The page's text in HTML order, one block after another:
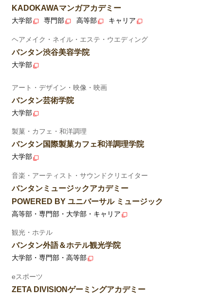
KADOKAWAマンガアカデミー
大学部 専門部 高等部 キャリア
ヘアメイク・ネイル・エステ・ウエディング
バンタン渋谷美容学院
大学部
アート・デザイン・映像・映画
バンタン芸術学院
大学部
製菓・カフェ・和洋調理
バンタン国際製菓カフェ和洋調理学院
大学部
音楽・アーティスト・サウンドクリエイター
バンタンミュージックアカデミー
POWERED BY ユニバーサル ミュージック
高等部・専門部・大学部・キャリア
観光・ホテル
バンタン外語＆ホテル観光学院
大学部・専門部・高等部
eスポーツ
ZETA DIVISIONゲーミングアカデミー